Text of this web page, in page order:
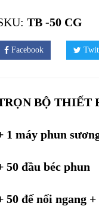
TB -50 CG
Facebook
BỘ THIẾT
1 máy phun
50 đầu béc phun
50 đế nối ngang